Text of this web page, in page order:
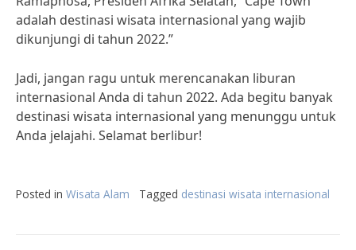
adalah destinasi wisata internasional yang wajib
dikunjungi di tahun 2022.”
Jadi, jangan ragu untuk merencanakan liburan
internasional Anda di tahun 2022. Ada begitu banyak
destinasi wisata internasional yang menunggu untuk
Anda jelajahi. Selamat berlibur!
Posted in Wisata Alam Tagged destinasi wisata internasional